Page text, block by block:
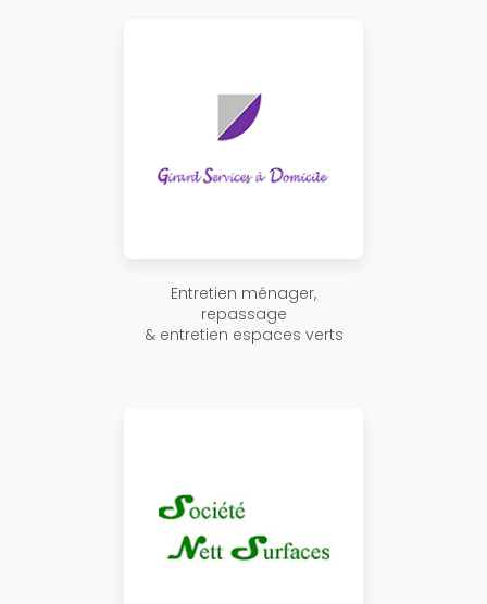
Entretien ménager,
repassage
& entretien espaces verts